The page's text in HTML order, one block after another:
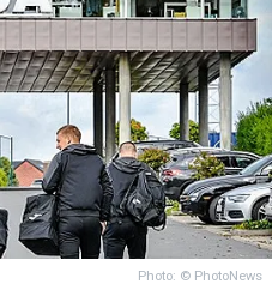
Photo: © PhotoNews